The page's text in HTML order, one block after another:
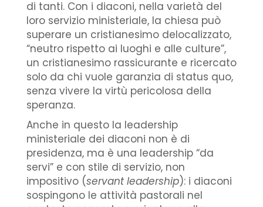
di tanti. Con i diaconi, nella varietà del
loro servizio ministeriale, la chiesa può
superare un cristianesimo delocalizzato,
“neutro rispetto ai luoghi e alle culture”,
un cristianesimo rassicurante e ricercato
solo da chi vuole garanzia di status quo,
senza vivere la virtù pericolosa della
speranza.
Anche in questo la leadership
ministeriale dei diaconi non è di
presidenza, ma è una leadership “da
servi” e con stile di servizio, non
impositivo (servant leadership): i diaconi
sospingono le attività pastorali nel